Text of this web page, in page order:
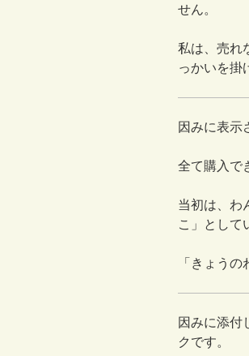
せん。
私は、売れ
っかいを掛
因みに表示
全て購入で
当初は、わ
こ」として
「きょう
因みに添付
クです。